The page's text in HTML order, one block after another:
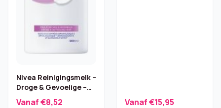
Nivea Reinigingsmelk –
Droge & Gevoelige –
200 ml
Vanaf €8,52 Vanaf €15,95